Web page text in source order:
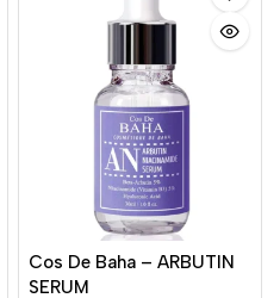
Cos De Baha – ARBUTIN
SERUM